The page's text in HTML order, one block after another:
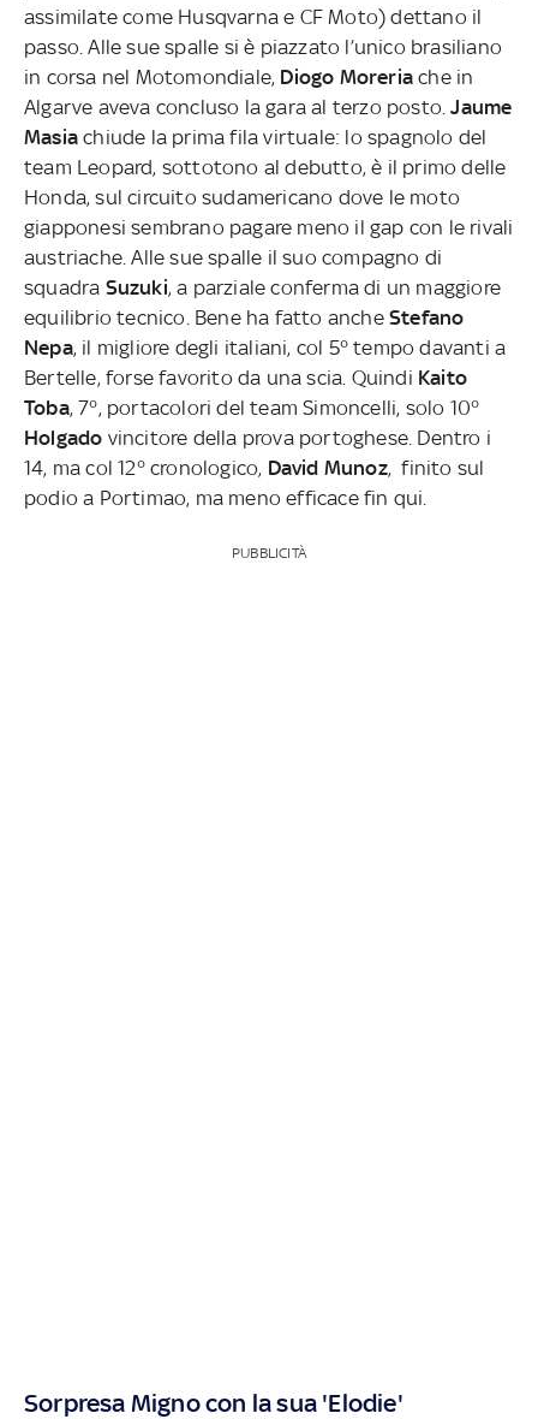
assimilate come Husqvarna e CF Moto) dettano il
passo. Alle sue spalle si è piazzato l’unico brasiliano
in corsa nel Motomondiale, Diogo Moreriache in
Algarve aveva concluso la gara al terzo posto.Jaume
Masia chiude la prima fila virtuale: lo spagnolo del
team Leopard, sottotono al debutto, è il primo delle
Honda, sul circuito sudamericano dove le moto
giapponesi sembrano pagare meno il gap con le rivali
austriache. Alle sue spalle il suo compagno di
squadra Suzuki, a parziale conferma di un maggiore
equilibrio tecnico. Bene ha fatto anche Stefano
Nepa, il migliore degli italiani, col 5° tempo davanti a
Bertelle, forse favorito da una scia. Quindi Kaito
Toba, 7°, portacolori del team Simoncelli, solo 10°
Holgado vincitore della prova portoghese. Dentro i
14, ma col 12° cronologico, David Munoz, finito sul
podio a Portimao, ma meno efficace fin qui.
PUBBLICITÀ
Sorpresa Migno con la sua 'Elodie'